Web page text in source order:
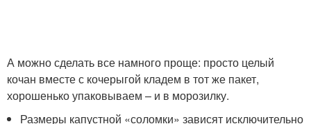
А можно сделать все намного проще: просто целый
кочан вместе с кочерыгой кладем в тот же пакет,
хорошенько упаковываем – и в морозилку.
Размеры капустной «соломки» зависят исключительно